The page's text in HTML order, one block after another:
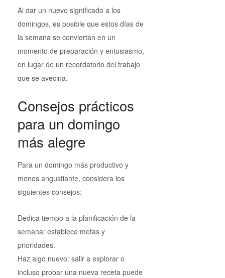
Al dar un nuevo significado a los
domingos, es posible que estos días de
la semana se conviertan en un
momento de preparación y entusiasmo,
en lugar de un recordatorio del trabajo
que se avecina.
Consejos prácticos
para un domingo
más alegre
Para un domingo más productivo y
menos angustiante, considera los
siguientes consejos:
Dedica tiempo a la planificación de la
semana: establece metas y
prioridades.
Haz algo nuevo: salir a explorar o
incluso probar una nueva receta puede